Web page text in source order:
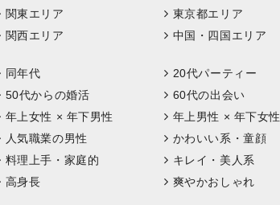
関東エリア 東京都エリア
関西エリア 中国・四国エリア
同年代 20代パーティー
50代からの婚活 60代の出会い
年上女性 × 年下男性 年上男性 × 年下女性
人気職業の男性 かわいい系・童顔
料理上手・家庭的 キレイ・美人系
高身長 爽やかおしゃれ